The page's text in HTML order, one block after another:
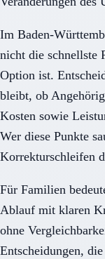
Im Baden-
nicht die schnellste
Option ist.
bleibt, ob
Kosten sowie
Wer diese Punkte
Korrekturschleifen
Für Familien
Ablauf mit klaren
ohne
Entscheidungen,